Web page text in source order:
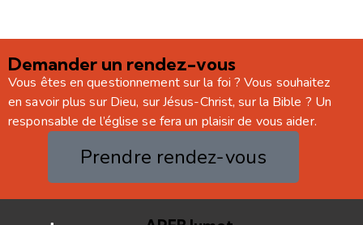
Demander un rendez-vous
Vous êtes en questionnement sur la foi ? Vous souhaitez
en savoir plus sur Dieu, sur Jésus-Christ, sur la Bible ? Un
responsable de l’église se fera un plaisir de vous aider.
Prendre rendez-vous